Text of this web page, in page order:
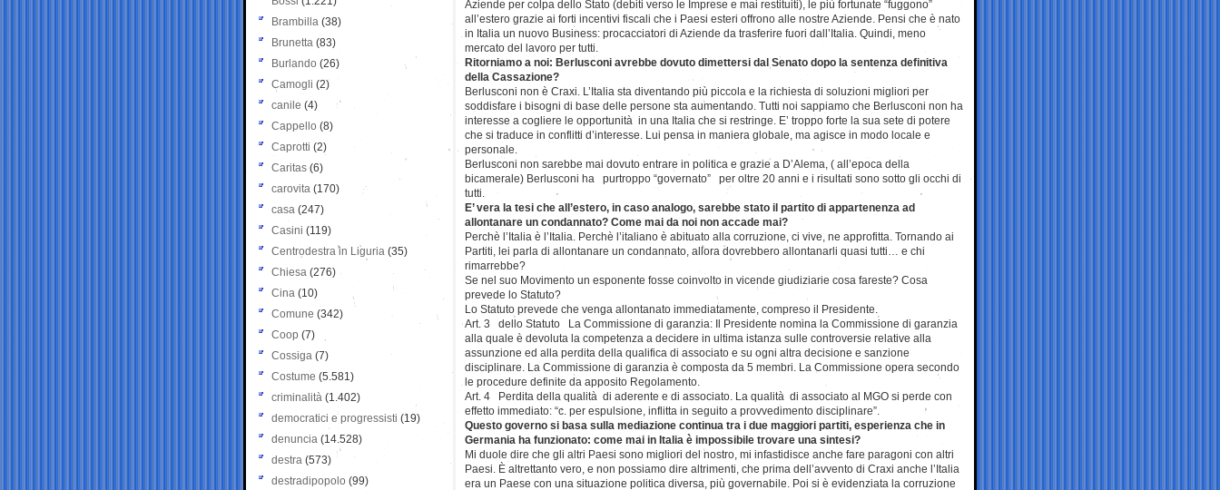
Aziende per colpa dello Stato (debiti verso le Imprese e mai restituiti), le più fortunate “fuggono”
all’estero grazie ai forti incentivi fiscali che i Paesi esteri offrono alle nostre Aziende. Pensi che è nato
in Italia un nuovo Business: procacciatori di Aziende da trasferire fuori dall’Italia. Quindi, meno
mercato del lavoro per tutti.
Ritorniamo a noi: Berlusconi avrebbe dovuto dimettersi dal Senato dopo la sentenza definitiva
della Cassazione?
Berlusconi non è Craxi. L’Italia sta diventando più piccola e la richiesta di soluzioni migliori per
soddisfare i bisogni di base delle persone sta aumentando. Tutti noi sappiamo che Berlusconi non ha
interesse a cogliere le opportunità in una Italia che si restringe. E’ troppo forte la sua sete di potere
che si traduce in conflitti d’interesse. Lui pensa in maniera globale, ma agisce in modo locale e
personale.
Berlusconi non sarebbe mai dovuto entrare in politica e grazie a D’Alema, ( all’epoca della
bicamerale) Berlusconi ha purtroppo “governato” per oltre 20 anni e i risultati sono sotto gli occhi di
tutti.
E’ vera la tesi che all’estero, in caso analogo, sarebbe stato il partito di appartenenza ad
allontanare un condannato? Come mai da noi non accade mai?
Perchè l’Italia è l’Italia. Perchè l’italiano è abituato alla corruzione, ci vive, ne approfitta. Tornando ai
Partiti, lei parla di allontanare un condannato, allora dovrebbero allontanarli quasi tutti… e chi
rimarrebbe?
Se nel suo Movimento un esponente fosse coinvolto in vicende giudiziarie cosa fareste? Cosa
prevede lo Statuto?
Lo Statuto prevede che venga allontanato immediatamente, compreso il Presidente.
Art. 3 dello Statuto La Commissione di garanzia: Il Presidente nomina la Commissione di garanzia
alla quale è devoluta la competenza a decidere in ultima istanza sulle controversie relative alla
assunzione ed alla perdita della qualifica di associato e su ogni altra decisione e sanzione
disciplinare. La Commissione di garanzia è composta da 5 membri. La Commissione opera secondo
le procedure definite da apposito Regolamento.
Art. 4 Perdita della qualità di aderente e di associato. La qualità di associato al MGO si perde con
effetto immediato: “c. per espulsione, inflitta in seguito a provvedimento disciplinare”.
Questo governo si basa sulla mediazione continua tra i due maggiori partiti, esperienza che in
Germania ha funzionato: come mai in Italia è impossibile trovare una sintesi?
Mi duole dire che gli altri Paesi sono migliori del nostro, mi infastidisce anche fare paragoni con altri
Paesi. È altrettanto vero, e non possiamo dire altrimenti, che prima dell’avvento di Craxi anche l’Italia
era un Paese con una situazione politica diversa, più governabile. Poi si è evidenziata la corruzione
Brambilla (38)
Brunetta (83)
Burlando (26)
Camogli (2)
canile (4)
Cappello (8)
Caprotti (2)
Caritas (6)
carovita (170)
casa (247)
Casini (119)
Centrodestra in Liguria (35)
Chiesa (276)
Cina (10)
Comune (342)
Coop (7)
Cossiga (7)
Costume (5.581)
criminalità (1.402)
democratici e progressisti (19)
denuncia (14.528)
destra (573)
destradipopolo (99)